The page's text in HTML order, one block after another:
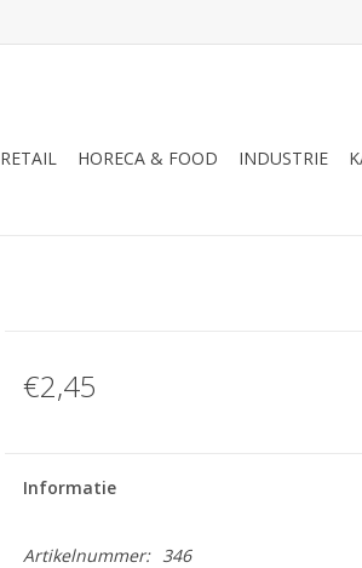
RETAIL HORECA & FOOD INDUSTRIE
€2,45
Informatie
Artikelnummer: 346